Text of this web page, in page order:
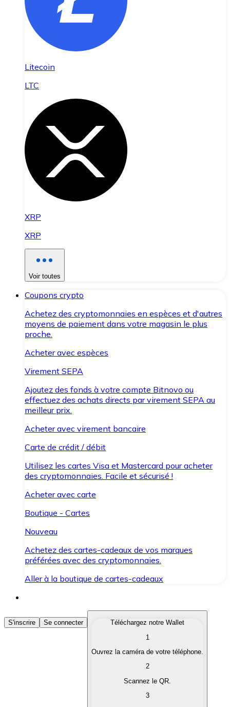
Litecoin
LTC
XRP
XRP
Voir toutes
Coupons crypto
Achetez des cryptomonnaies en espèces et d'autres
moyens de paiement dans votre magasin le plus
proche.
Acheter avec espèces
Virement SEPA
Ajoutez des fonds à votre compte Bitnovo ou
effectuez des achats directs par virement SEPA au
meilleur prix.
Acheter avec virement bancaire
Carte de crédit / débit
Utilisez les cartes Visa et Mastercard pour acheter
des cryptomonnaies. Facile et sécurisé !
Acheter avec carte
Boutique - Cartes
Nouveau
Achetez des cartes-cadeaux de vos marques
préférées avec des cryptomonnaies.
Aller à la boutique de cartes-cadeaux
Acheter des Cryptomonnaies
Achetez les cryptomonnaies qui vous intéressent
Convertissez vos cryptomonnaies en monnaie
S'inscrire Se connecter
Téléchargez notre Wallet
1
Ouvrez la caméra de votre téléphone.
2
Scannez le QR.
3